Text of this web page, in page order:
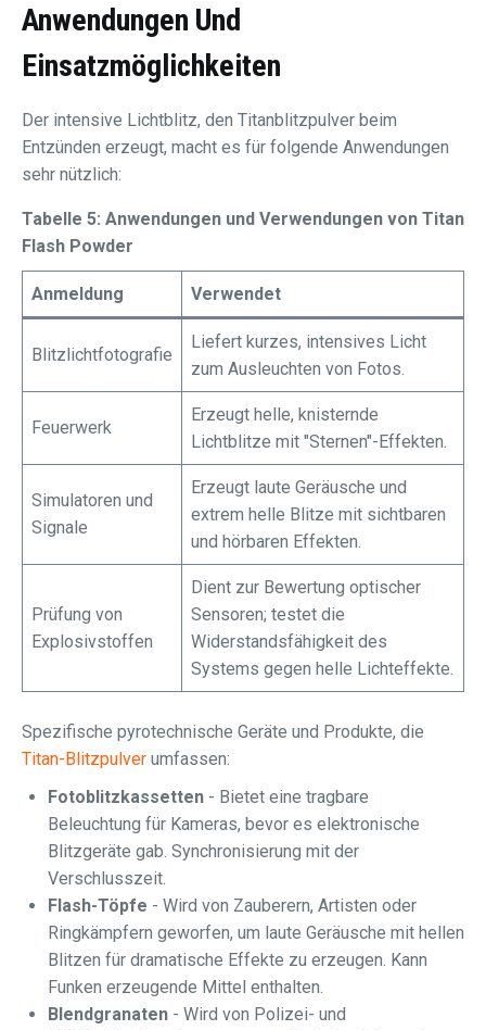
Anwendungen Und
Einsatzmöglichkeiten
Der intensive Lichtblitz, den Titanblitzpulver beim
Entzünden erzeugt, macht es für folgende Anwendungen
sehr nützlich:
Tabelle 5: Anwendungen und Verwendungen von Titan
Flash Powder
Anmeldung Verwendet
Blitzlichtfotografie
Liefert kurzes, intensives Licht
zum Ausleuchten von Fotos.
Feuerwerk
Erzeugt helle, knisternde
Lichtblitze mit "Sternen"-Effekten.
Simulatoren und
Signale
Erzeugt laute Geräusche und
extrem helle Blitze mit sichtbaren
und hörbaren Effekten.
Prüfung von
Explosivstoffen
Dient zur Bewertung optischer
Sensoren; testet die
Widerstandsfähigkeit des
Systems gegen helle Lichteffekte.
Spezifische pyrotechnische Geräte und Produkte, die
Titan-Blitzpulver umfassen:
Fotoblitzkassetten - Bietet eine tragbare
Beleuchtung für Kameras, bevor es elektronische
Blitzgeräte gab. Synchronisierung mit der
Verschlusszeit.
Flash-Töpfe - Wird von Zauberern, Artisten oder
Ringkämpfern geworfen, um laute Geräusche mit hellen
Blitzen für dramatische Effekte zu erzeugen. Kann
Funken erzeugende Mittel enthalten.
Blendgranaten - Wird von Polizei- und